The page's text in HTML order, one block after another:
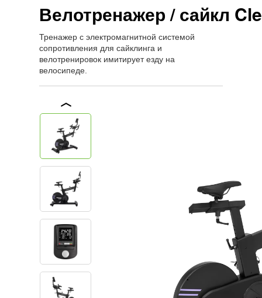
Велотренажер / сайкл
Тренажер с электромагнитной системой
сопротивления для сайклинга и
велотренировок имитирует езду на
велосипеде.